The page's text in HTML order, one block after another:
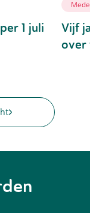
1 juli
Vijf
over